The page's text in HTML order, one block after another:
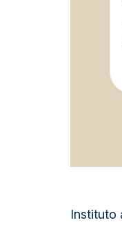
Instituto